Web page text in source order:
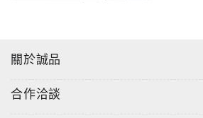
關於誠品
合作洽談